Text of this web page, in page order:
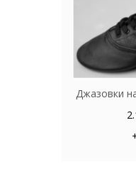
Джазовки